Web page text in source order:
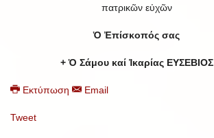
πατρικῶν εὐχῶν
Ὁ Ἐπίσκοπός σας
+ Ὁ Σάμου καί Ἰκαρίας ΕΥΣΕΒΙΟΣ
Εκτύπωση Email
Tweet